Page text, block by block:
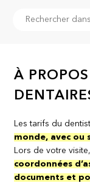
À
Les tarifs du
monde, avec ou
Lors de votre
coordonnées
documents et